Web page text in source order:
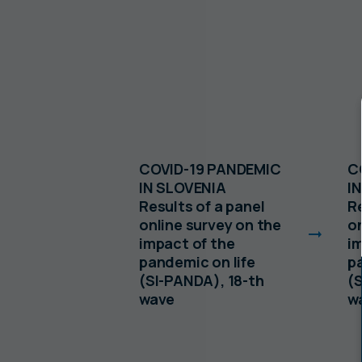
COVID-19 PANDEMIC
IN SLOVENIA
Results of a panel
online survey on the
impact of the
pandemic on life
(SI-PANDA), 18-th
wave